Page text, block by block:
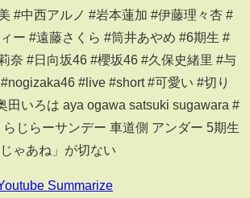
#中西アルノ #岩本蓮加 #伊藤理々杏 #
ー #遠藤さくら #筒井あやめ #6期生 #
奈 #日向坂46 #櫻坂46 #久保史緒里 #与
#live #short #可愛い #切り
田いろは aya ogawa satsuki sugawara #
じらーサンデー 車道側 アンダー 5期生
ゃあね」が切ない
Summarize